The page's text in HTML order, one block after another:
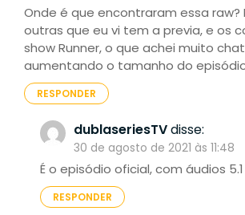
Onde é que encontraram essa raw?
outras que eu vi tem a previa, e os
show Runner, o que achei muito
aumentando o tamanho do
RESPONDER
dublaseriesTVdisse:
30 de agosto de 2021 às 11:48
É o episódio oficial, com áudios 5.1
RESPONDER